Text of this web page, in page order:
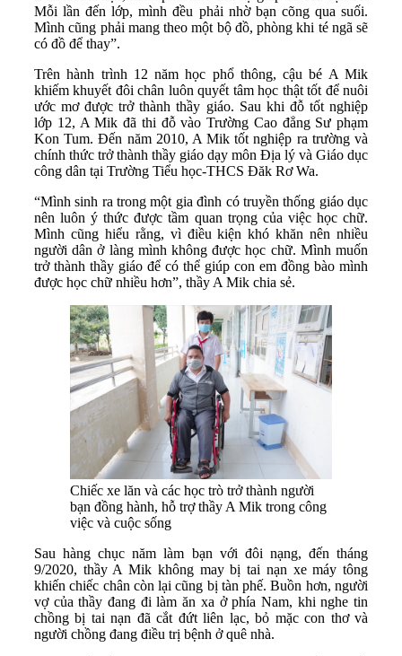
Mỗi lần đến lớp, mình đều phải nhờ bạn cõng qua suối.
Mình cũng phải mang theo một bộ đồ, phòng khi té ngã sẽ
có đồ để thay”.
Trên hành trình 12 năm học phổ thông, cậu bé A Mik
khiếm khuyết đôi chân luôn quyết tâm học thật tốt để nuôi
ước mơ được trở thành thầy giáo. Sau khi đỗ tốt nghiệp
lớp 12, A Mik đã thi đỗ vào Trường Cao đẳng Sư phạm
Kon Tum. Đến năm 2010, A Mik tốt nghiệp ra trường và
chính thức trở thành thầy giáo dạy môn Địa lý và Giáo dục
công dân tại Trường Tiểu học-THCS Đăk Rơ Wa.
“Mình sinh ra trong một gia đình có truyền thống giáo dục
nên luôn ý thức được tầm quan trọng của việc học chữ.
Mình cũng hiểu rằng, vì điều kiện khó khăn nên nhiều
người dân ở làng mình không được học chữ. Mình muốn
trở thành thầy giáo để có thể giúp con em đồng bào mình
được học chữ nhiều hơn”, thầy A Mik chia sẻ.
Chiếc xe lăn và các học trò trở thành người
bạn đồng hành, hỗ trợ thầy A Mik trong công
việc và cuộc sống
Sau hàng chục năm làm bạn với đôi nạng, đến tháng
9/2020, thầy A Mik không may bị tai nạn xe máy tông
khiến chiếc chân còn lại cũng bị tàn phế. Buồn hơn, người
vợ của thầy đang đi làm ăn xa ở phía Nam, khi nghe tin
chồng bị tai nạn đã cắt đứt liên lạc, bỏ mặc con thơ và
người chồng đang điều trị bệnh ở quê nhà.